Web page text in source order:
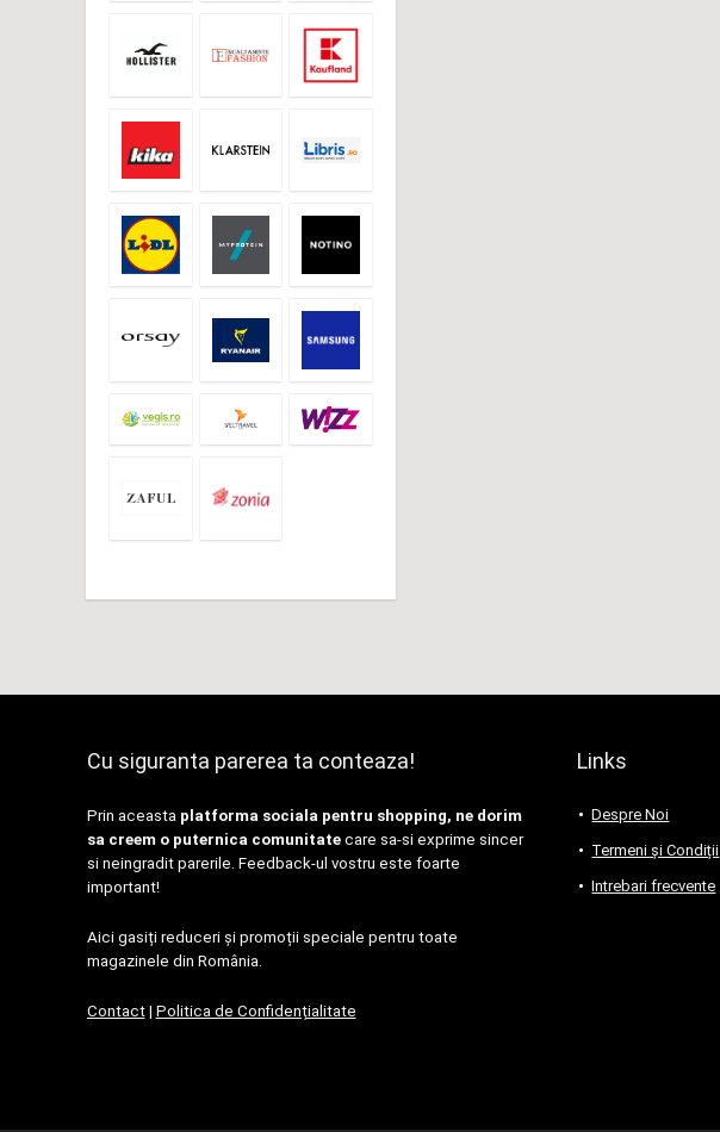
Cu siguranta parerea ta conteaza!
Prin aceasta platforma sociala pentru shopping, ne dorim
sa creem o puternica comunitate care sa-si exprime sincer
si neingradit parerile. Feedback-ul vostru este foarte
important!
Aici gasiți reduceri și promoții speciale pentru toate
magazinele din România.
Contact| Politica de Confidențialitate
Links
Despre Noi
Termeni și Condiții
Intrebari frecvente